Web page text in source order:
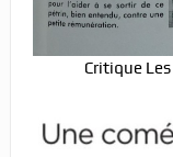
Critique